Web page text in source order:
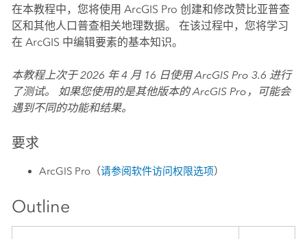
在本教程中，您将使用 ArcGIS Pro 创建和修改赞比亚普查
区和其他人口普查相关地理数据。 在该过程中，您将学习
在 ArcGIS 中编辑要素的基本知识。
本教程上次于 2026 年 4 月 16 日使用ArcGIS Pro 3.6 进行
了测试。 如果您使用的是其他版本的ArcGIS Pro ，可能会
遇到不同的功能和结果。
要求
ArcGIS Pro（请参阅软件访问权限选项）
Outline